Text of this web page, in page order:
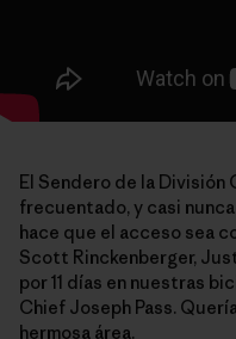
El Sendero de la División
frecuentado, y casi
hace que el acceso sea
Scott Rinckenberger,
por 11 días en nuestras
Chief Joseph Pass.
hermosa área.